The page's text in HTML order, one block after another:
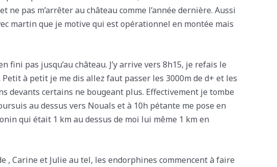
pas m’arrêter au château comme l’année dernière. Aussi
martin que je motive qui est opérationnel en montée mais
fini pas jusqu’au château. J’y arrive vers 8h15, je refais le
à petit je me dis allez faut passer les 3000m de d+ et les
devants certains ne bougeant plus. Effectivement je tombe
au dessus vers Nouals et à 10h pétante me pose en
qui était 1 km au dessus de moi lui même 1 km en
, Carine et Julie au tel, les endorphines commencent à faire